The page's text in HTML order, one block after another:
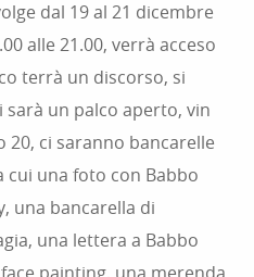
dal 19 al 21 dicembre
alle 21.00, verrà acceso
terrà un discorso, si
sarà un palco aperto, vin
20, ci saranno bancarelle
una foto con Babbo
una bancarella di
una lettera a Babbo